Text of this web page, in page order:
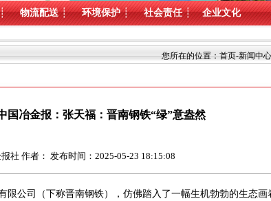
┊ 物流配送 ┊ 环境保护 ┊ 社会责任 ┊ 企业文化
您所在的位置：首页-新闻中心
国冶金报：张天福：晋南钢铁“绿”意盎然
社 作者： 发布时间：2025-05-23 18:15:08
公司（下称晋南钢铁），仿佛踏入了一幅生机勃勃的生态画